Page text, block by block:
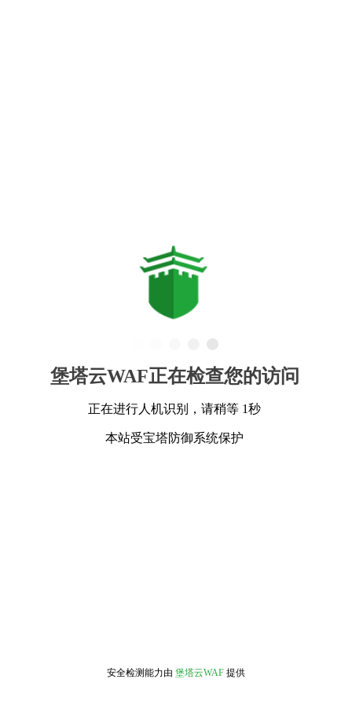
堡塔云WAF正在检查您的访问
正在进行人机识别，请稍等 1秒
本站受宝塔防御系统保护
安全检测能力由 堡塔云WAF 提供